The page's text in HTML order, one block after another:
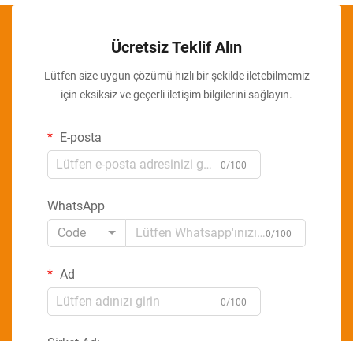
Ücretsiz Teklif Alın
Lütfen size uygun çözümü hızlı bir şekilde iletebilmemiz
için eksiksiz ve geçerli iletişim bilgilerini sağlayın.
E-posta
0/100
WhatsApp
Code
0/100
Ad
0/100